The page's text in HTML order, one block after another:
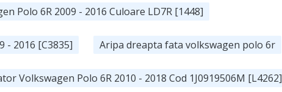
Polo 6R 2009 - 2016 Culoare LD7R [1448]
- 2016 [C3835] Aripa dreapta fata volkswagen polo 6r
Volkswagen Polo 6R 2010 - 2018 Cod 1J0919506M [L4262]